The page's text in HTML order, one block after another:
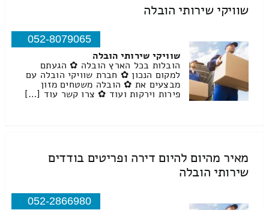
שוויקי שירותי הובלה
052-8079065
שוויקי שירותי הובלה
הובלות בכל הארץ הובלה ✿ הגעתם
למקום הנכון ✿ חברת שוויקי הובלה עם
מבצעים את ✿ הובלה משטחים מזון
פירות וירקות ועוד ✿ צרו קשר עוד […]
מאיר מהיום להיום דירה ופריטים בודדים
שירותי הובלה
052-2866980